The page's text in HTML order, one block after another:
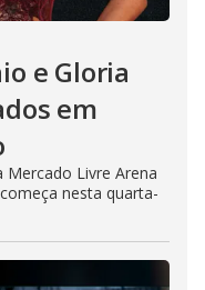
e Gloria
em
Livre Arena
nesta quarta-